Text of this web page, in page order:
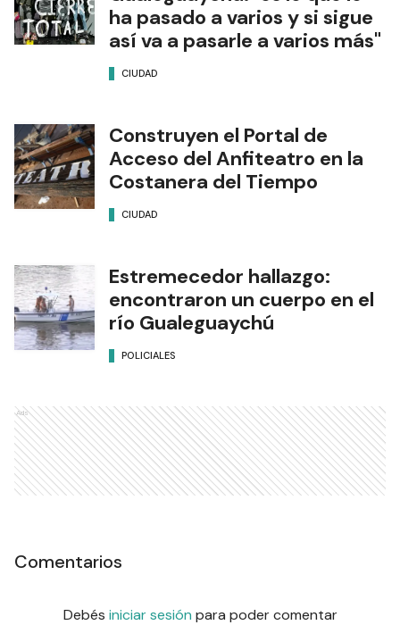
ha pasado a varios y si sigue
así va a pasarle a varios más"
CIUDAD
Construyen el Portal de
Acceso del Anfiteatro en la
Costanera del Tiempo
CIUDAD
Estremecedor hallazgo:
encontraron un cuerpo en el
río Gualeguaychú
POLICIALES
Ads
Comentarios
Debés iniciar sesión para poder comentar